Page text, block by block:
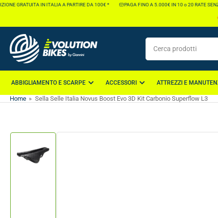
Vai
ai
contenuti
GRATUITA IN ITALIA A PARTIRE DA 100€ * PAGA FINO A 5.000€ IN 10 o 20 RATE SENZA
Cerca
prodotti
ABBIGLIAMENTO E SCARPE ACCESSORI ATTREZZI E
Home » Sella Selle Italia Novus Boost Evo 3D Kit Carbonio Superflow L3
Vai
direttamente